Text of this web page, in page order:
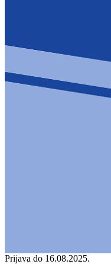
Prijava do 16.08.2025.